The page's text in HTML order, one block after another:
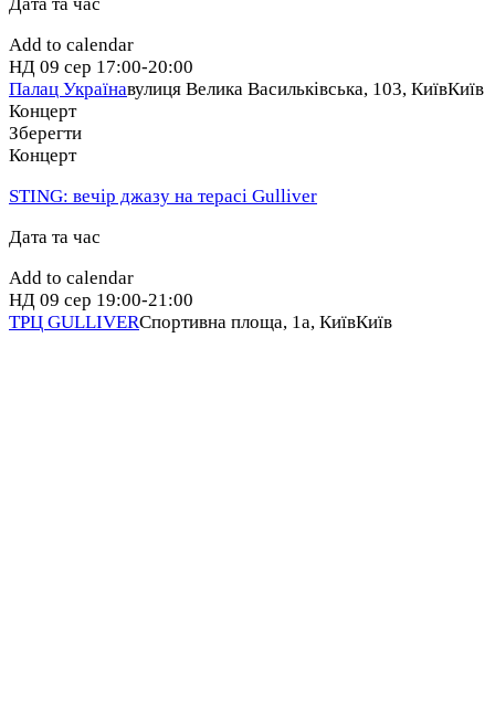
Add to calendar
НД 09 сер 17:00-20:00
Палац Українавулиця Велика Васильківська, 103, КиївКиїв
Концерт
Зберегти
Концерт
STING: вечір джазу на терасі Gulliver
Дата та час
Add to calendar
НД 09 сер 19:00-21:00
ТРЦ GULLIVERСпортивна площа, 1a, КиївКиїв